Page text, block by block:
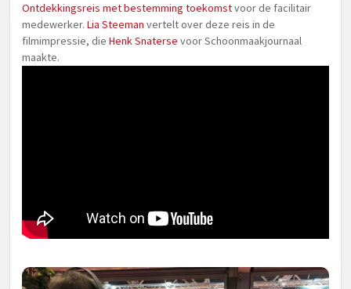
Ontdekkingsreis met bestemming toekomstvoor de facilitair
medewerker. Lia Steeman vertelt over deze reis in de
filmimpressie, die Henk Snaterse voor Schoonmaakjournaal
maakte.